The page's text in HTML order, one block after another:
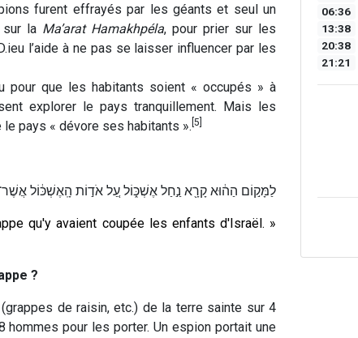
furent effrayés par les géants et seul un
sur la Ma’arat Hamakhpéla, pour prier sur les
l’aide à ne pas se laisser influencer par les
pour que les habitants soient « occupés » à
explorer le pays tranquillement. Mais les
pays « dévore ses habitants ». [5]
לַמָּק֣וֹם הַה֔וּא קָרָ֖א נַ֣חַל אֶשְׁכּ֑וֹל עַ֚ל אֹד֣וֹת הָֽאֶשְׁכּ֔וֹל
qu'y avaient coupée les enfants d'Israël. »
?
de raisin, etc.) de la terre sainte sur 4
hommes pour les porter. Un espion portait une
06:36
13:38
20:38
21:21